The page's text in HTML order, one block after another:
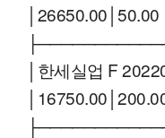
│26650.00│50.00
│한세실업 F